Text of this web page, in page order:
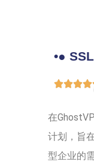
•●
在
计划，旨
型企业的